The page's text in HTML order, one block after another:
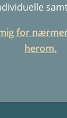
for
herom.